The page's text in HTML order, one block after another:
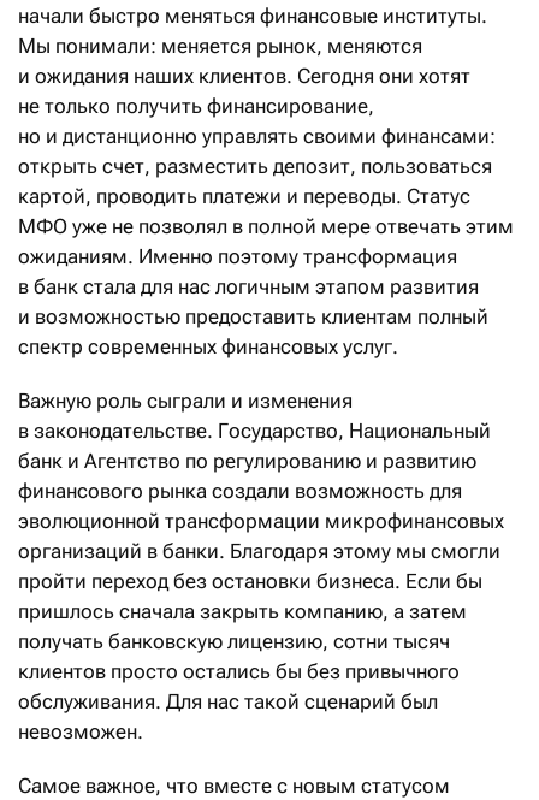
начали быстро меняться финансовые институты.
Мы понимали: меняется рынок, меняются
и ожидания наших клиентов. Сегодня они хотят
не только получить финансирование,
но и дистанционно управлять своими финансами:
открыть счет, разместить депозит, пользоваться
картой, проводить платежи и переводы. Статус
МФО уже не позволял в полной мере отвечать этим
ожиданиям. Именно поэтому трансформация
в банк стала для нас логичным этапом развития
и возможностью предоставить клиентам полный
спектр современных финансовых услуг.
Важную роль сыграли и изменения
в законодательстве. Государство, Национальный
банк и Агентство по регулированию и развитию
финансового рынка создали возможность для
эволюционной трансформации микрофинансовых
организаций в банки. Благодаря этому мы смогли
пройти переход без остановки бизнеса. Если бы
пришлось сначала закрыть компанию, а затем
получать банковскую лицензию, сотни тысяч
клиентов просто остались бы без привычного
обслуживания. Для нас такой сценарий был
невозможен.
Самое важное, что вместе с новым статусом